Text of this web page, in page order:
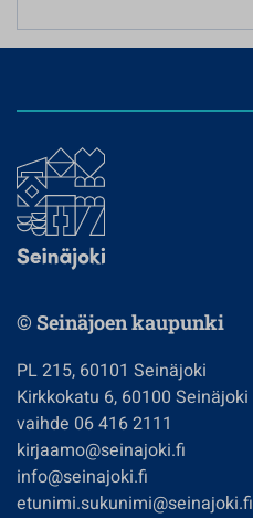
© Seinäjoen kaupunki
PL 215, 60101 Seinäjoki
Kirkkokatu 6, 60100 Seinäjoki
vaihde 06 416 2111
kirjaamo@seinajoki.fi
info@seinajoki.fi
etunimi.sukunimi@seinajoki.fi